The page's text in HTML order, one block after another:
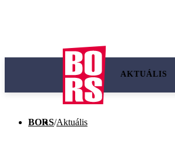
AKTUÁLIS
BORS/Aktuális